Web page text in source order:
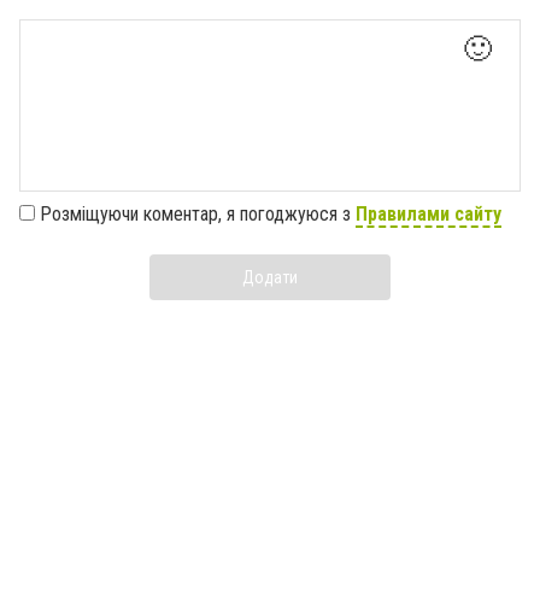
🙂
Розміщуючи коментар, я погоджуюся з Правилами сайту
Додати